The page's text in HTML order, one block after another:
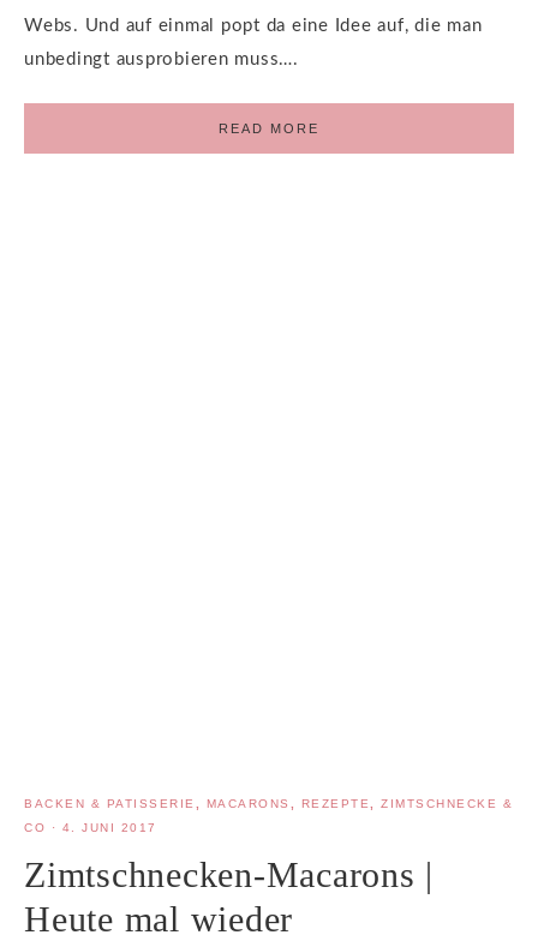
Webs. Und auf einmal popt da eine Idee auf, die man
unbedingt ausprobieren muss….
READ MORE
BACKEN & PATISSERIE MACARONS REZEPTE
ZIMTSCHNECKE &
CO · 4. JUNI 2017
Zimtschnecken-Macarons |
Heute mal wieder